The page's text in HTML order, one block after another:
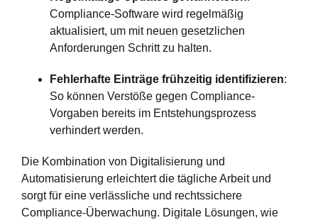
Compliance-Software wird regelmäßig
aktualisiert, um mit neuen gesetzlichen
Anforderungen Schritt zu halten.
Fehlerhafte Einträge frühzeitig identifizieren:
So können Verstöße gegen Compliance-
Vorgaben bereits im Entstehungsprozess
verhindert werden.
Die Kombination von Digitalisierung und
Automatisierung erleichtert die tägliche Arbeit und
sorgt für eine verlässliche und rechtssichere
Compliance-Überwachung. Digitale Lösungen, wie